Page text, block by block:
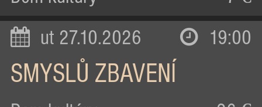
ut 27.10.2026 19:00
SMYSLŮ ZBAVENÍ